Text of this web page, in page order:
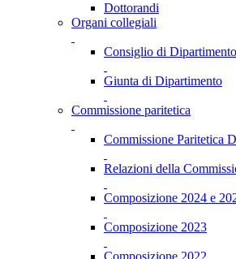
Dottorandi
Organi collegiali
Consiglio di Dipartimento
Giunta di Dipartimento
Commissione paritetica
Commissione Paritetica
Relazioni della
Composizione 2024 e
Composizione 2023
Composizione 2022